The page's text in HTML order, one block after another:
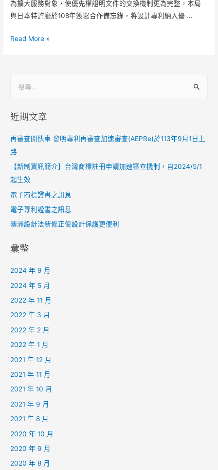
為擴大服務對象，使優先權證明文件的交換機制更為完整，本局
與日本特許廳於108年簽署合作備忘錄，將設計專利納入優 …
Read More »
近期文章
再審查開快車 發明專利再審查加速審查(AEPRe)於113年9月1日上
路
【新制資訊簡介】台灣商標註冊申請加速審查機制，自2024/5/1
起生效
電子商標證書之訊息
電子專利證書之訊息
澳洲設計法新修正使設計保護更便利
彙整
2024 年 9 月
2024 年 5 月
2022 年 11 月
2022 年 3 月
2022 年 2 月
2022 年 1 月
2021 年 12 月
2021 年 11 月
2021 年 10 月
2021 年 9 月
2021 年 8 月
2020 年 10 月
2020 年 9 月
2020 年 8 月